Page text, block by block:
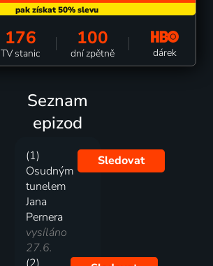
176
TV stanic
100
dní zpětně dárek
Seznam
epizod
(1)
Osudným
tunelem
Jana
Pernera
vysíláno
27.6.
Sledovat